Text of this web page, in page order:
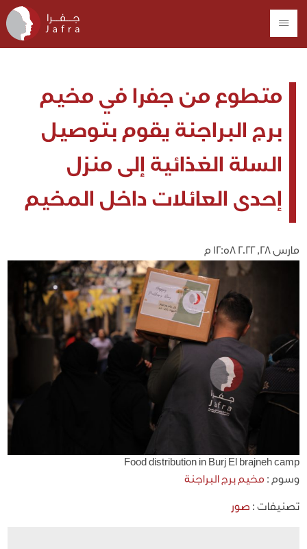
متطوع من جفرا في مخيم
برج البراجنة يقوم بتوصيل
السلة الغذائية إلى منزل
إحدى العائلات داخل المخيم
مارس 28, 2022 12:58 م
Food distribution in Burj El brajneh camp
وسوم : مخيم برج البراجنة
تصنيفات : صور